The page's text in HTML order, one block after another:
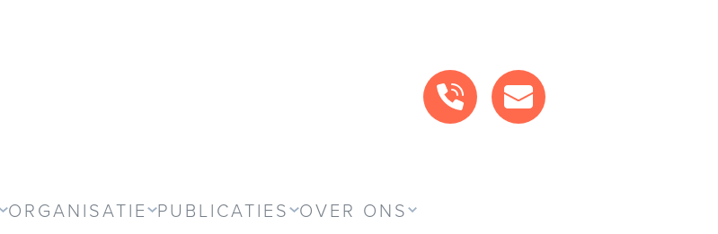
BEL ONSMAIL ONS
ORGANISATIE PUBLICATIES OVER ONS